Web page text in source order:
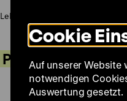
LeMO
Programm
Cookie
Auf unserer Website
notwendigen
Auswertung gesetzt.